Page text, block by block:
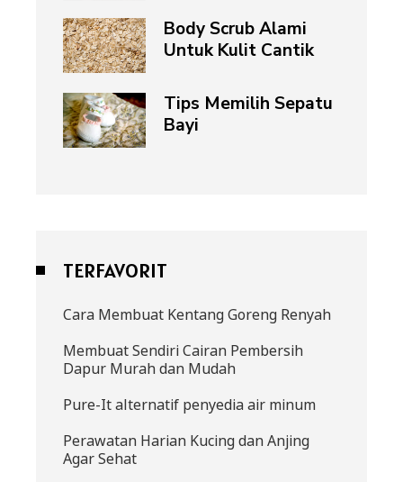
Body Scrub Alami
Untuk Kulit Cantik
Tips Memilih Sepatu
Bayi
TERFAVORIT
Cara Membuat Kentang Goreng Renyah
Membuat Sendiri Cairan Pembersih
Dapur Murah dan Mudah
Pure-It alternatif penyedia air minum
Perawatan Harian Kucing dan Anjing
Agar Sehat